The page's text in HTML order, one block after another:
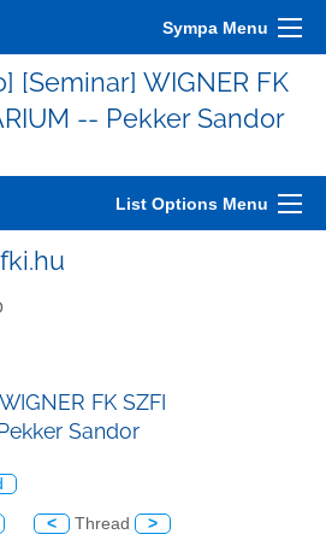
Sympa Menu
[Seminar] WIGNER FK
-- Pekker Sandor
List Options Menu
FK SZFI
Sandor
< Thread >